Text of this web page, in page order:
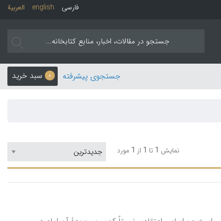
العربیة english فارسی
0 سبد خرید جستجوی پیشرفته
نمایش 1 تا 1 از 1 مورد